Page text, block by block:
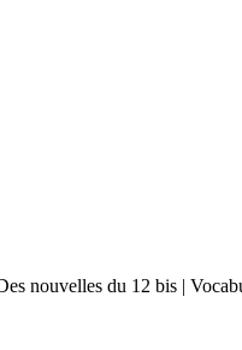
nouvelles du 12 bis |